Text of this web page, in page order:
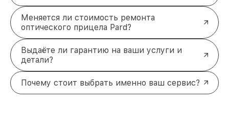
Меняется ли стоимость ремонта
оптического прицела Pard?
Выдаёте ли гарантию на ваши услуги и
детали?
Почему стоит выбрать именно ваш сервис?